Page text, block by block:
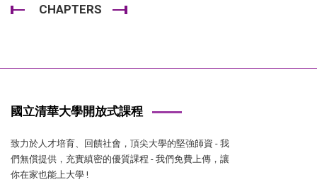
CHAPTERS
國立清華大學開放式課程
致力於人才培育、回饋社會，頂尖大學的堅強師資 - 我
們無償提供，充實縝密的優質課程 - 我們免費上傳，讓
你在家也能上大學 !